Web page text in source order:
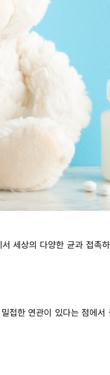
세상의 다양한 균과 접촉
접한 연관이 있다는 점에